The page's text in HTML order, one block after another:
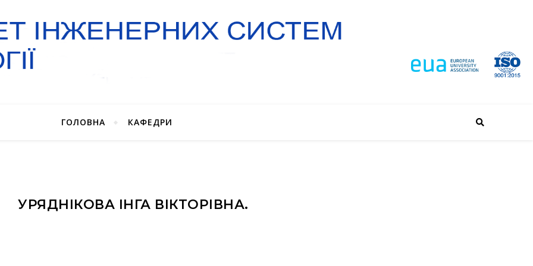
ГОЛОВНА КАФЕДРИ
УРЯДНІКОВА ІНГА ВІКТОРІВНА.